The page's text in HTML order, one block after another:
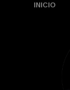
INICIO